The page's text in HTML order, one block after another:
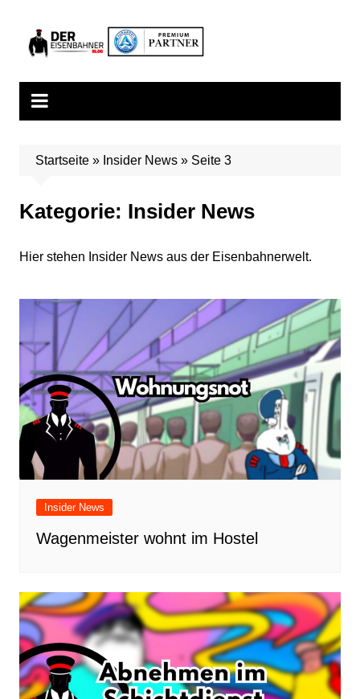
springen
Startseite» Insider News» Seite 3
Kategorie: Insider News
Hier stehen Insider News aus der Eisenbahnerwelt.
Insider News
Wagenmeister wohnt im Hostel